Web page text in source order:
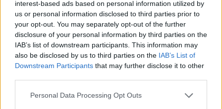
interest-based ads based on personal information utilized by
us or personal information disclosed to third parties prior to
your opt-out. You may separately opt-out of the further
disclosure of your personal information by third parties on the
IAB’s list of downstream participants. This information may
also be disclosed by us to third parties on the IAB’s List of
Downstream Participants that may further disclose it to other
Personal Data Processing Opt Outs
Staran luetuimmat